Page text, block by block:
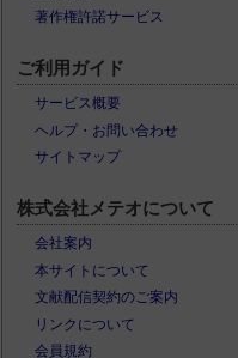
著作権許諾サービス
ご利用ガイド
サービス概要
ヘルプ・お問い合わせ
サイトマップ
株式会社メテオについて
会社案内
本サイトについて
文献配信契約のご案内
リンクについて
会員規約